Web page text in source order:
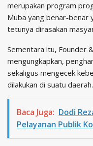
merupakan program
Muba yang benar-benar
tetunya dirasakan
Sementara itu, Founder
mengungkapkan,
sekaligus mengecek
dilakukan di suatu daerah.
Baca Juga: Dodi
Pelayanan Publik